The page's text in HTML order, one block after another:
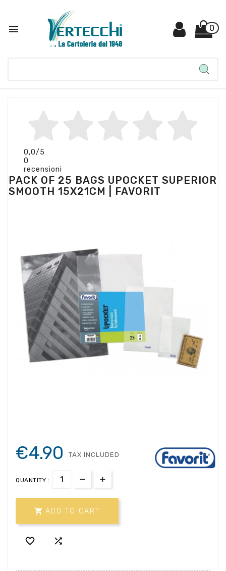
 0
0,0/5
0
recensioni
PACK OF 25 BAGS UPOCKET SUPERIOR
SMOOTH 15X21CM | FAVORIT
€4.90 TAX INCLUDED
QUANTITY :
 ADD TO CART
 